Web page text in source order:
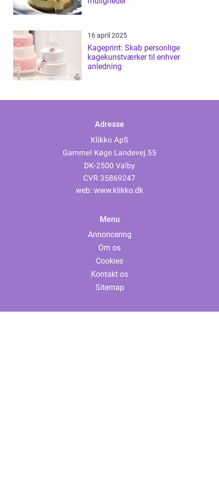
16 april 2025
Kageprint: Skab personlige
kagekunstværker til enhver
anledning
Adresse
web: www.klikko.dk
Menu
Annoncering
Om os
Cookies
Kontakt os
Sitemap